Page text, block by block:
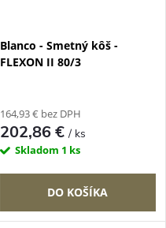
Blanco - Smetný kôš -
FLEXON II 80/3
164,93 € bez DPH
202,86 €/ ks
Skladom 1 ks
DO KOŠÍKA